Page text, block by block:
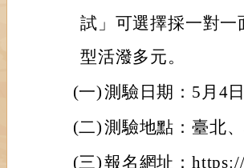
試」可選擇採一對
型活潑多元。
(一)測驗日期：5月4
(二)測驗地點：臺北
(三)報名網址：